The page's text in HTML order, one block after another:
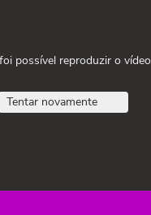
possível reproduzir o vídeo
Tentar novamente